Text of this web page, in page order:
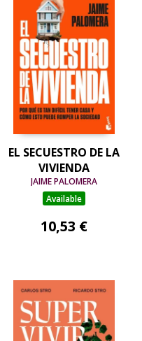
EL SECUESTRO DE LA
VIVIENDA
JAIME PALOMERA
Available
10,53 €